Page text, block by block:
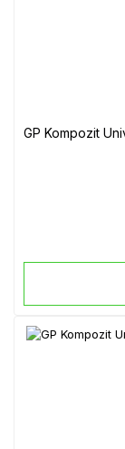
GP Kompozit